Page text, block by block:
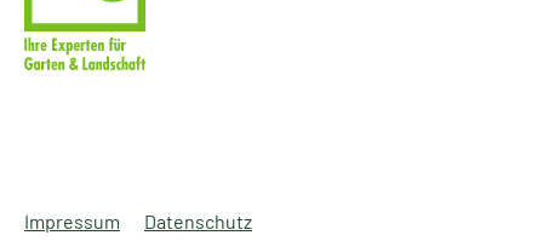
Impressum Datenschutz